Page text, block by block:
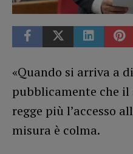
«Quando si arriva a
pubblicamente che
regge più l’accesso
misura è colma.